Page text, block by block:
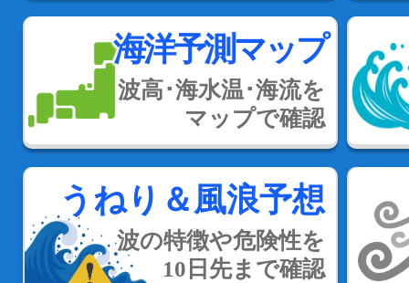
海洋予測マップ
波高･海水温･海流を
マップで確認
うねり＆風浪予想
波の特徴や危険性を
10日先まで確認